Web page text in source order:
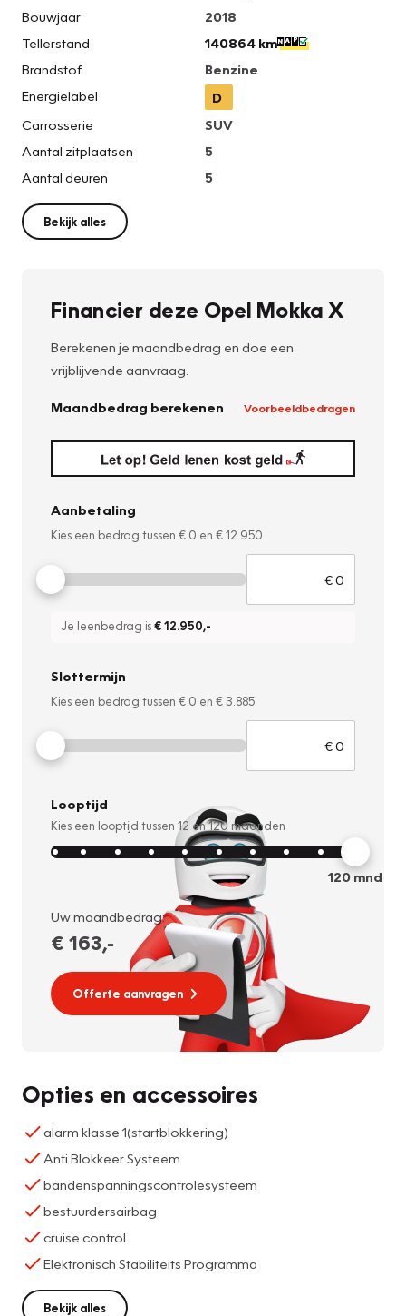
Bouwjaar
2018
Tellerstand
140864 km
Brandstof
Benzine
Energielabel
D
Carrosserie
SUV
Aantal zitplaatsen
5
Aantal deuren
5
Bekijk alles
Financier deze Opel Mokka X
Berekenen je maandbedrag en doe een
vrijblijvende aanvraag.
Maandbedrag berekenen Voorbeeldbedragen
Aanbetaling
Kies een bedrag tussen € 0 en € 12.950
Je leenbedrag is€ 12.950,-
Slottermijn
Kies een bedrag tussen € 0 en € 3.885
Looptijd
Kies een looptijd tussen 12 en120 maanden
120mnd
Uw maandbedrag:
€ 163,-
Offerte aanvragen
Opties en accessoires
alarm klasse 1(startblokkering)
Anti Blokkeer Systeem
bandenspanningscontrolesysteem
bestuurdersairbag
cruise control
Elektronisch Stabiliteits Programma
Bekijk alles